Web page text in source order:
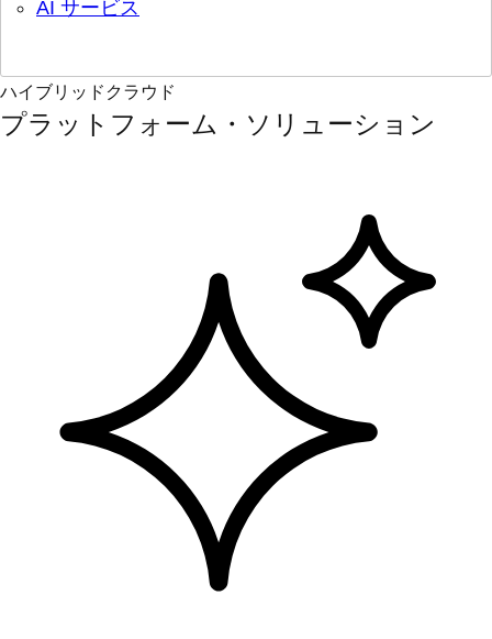
AI サービス
ハイブリッドクラウド
プラットフォーム・ソリューション